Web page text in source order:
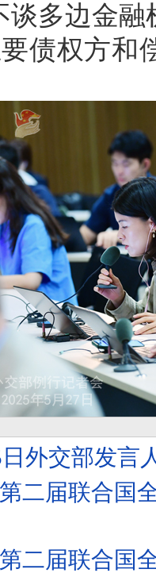
谈多边金
债权方和
日外交部发言
二届联合国
二届联合国